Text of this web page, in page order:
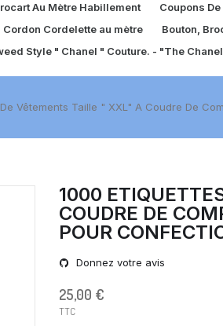
Au Mètre Habillement Coupons
Cordon Cordelette au mètre Bouton,
Style " Chanel " Couture. - "The
Vêtements Taille " XXL" A Coudre De
1000
COUDRE DE
POUR
Donnez votre avis
25,00 €
TTC